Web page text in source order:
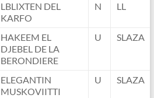
LBLIXTEN DEL
KARFO
N LL
HAKEEM EL
DJEBEL DE LA
BERONDIERE
U SLAZA
ELEGANTIN
MUSKOVIITTI
U SLAZA